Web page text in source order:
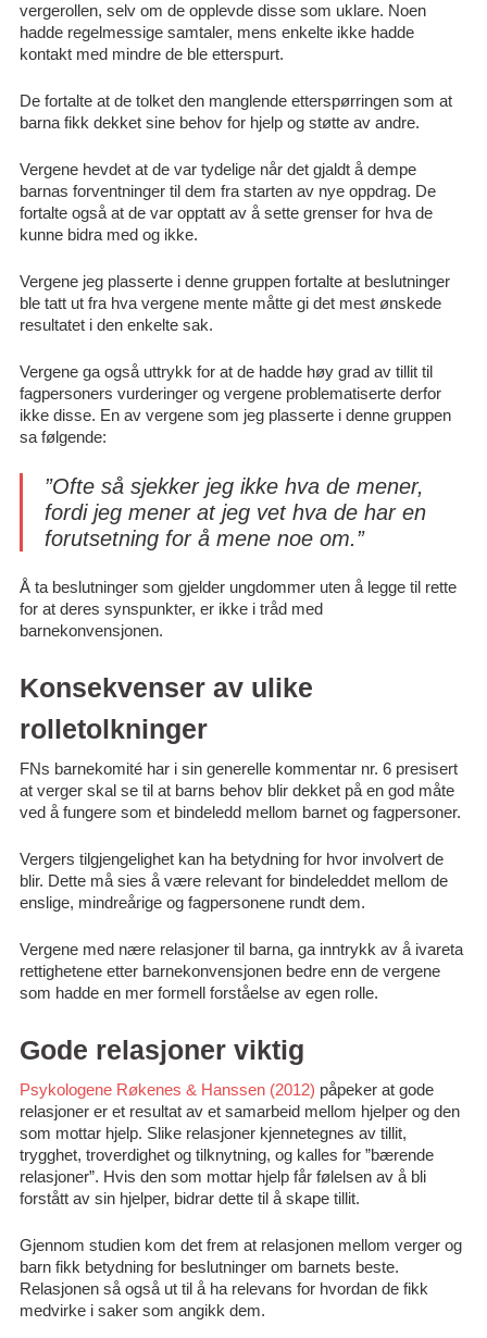
vergerollen, selv om de opplevde disse som uklare. Noen
hadde regelmessige samtaler, mens enkelte ikke hadde
kontakt med mindre de ble etterspurt.
De fortalte at de tolket den manglende etterspørringen som at
barna fikk dekket sine behov for hjelp og støtte av andre.
Vergene hevdet at de var tydelige når det gjaldt å dempe
barnas forventninger til dem fra starten av nye oppdrag. De
fortalte også at de var opptatt av å sette grenser for hva de
kunne bidra med og ikke.
Vergene jeg plasserte i denne gruppen fortalte at beslutninger
ble tatt ut fra hva vergene mente måtte gi det mest ønskede
resultatet i den enkelte sak.
Vergene ga også uttrykk for at de hadde høy grad av tillit til
fagpersoners vurderinger og vergene problematiserte derfor
ikke disse. En av vergene som jeg plasserte i denne gruppen
sa følgende:
”Ofte så sjekker jeg ikke hva de mener,
fordi jeg mener at jeg vet hva de har en
forutsetning for å mene noe om.”
Å ta beslutninger som gjelder ungdommer uten å legge til rette
for at deres synspunkter, er ikke i tråd med
barnekonvensjonen.
Konsekvenser av ulike
rolletolkninger
FNs barnekomité har i sin generelle kommentar nr. 6 presisert
at verger skal se til at barns behov blir dekket på en god måte
ved å fungere som et bindeledd mellom barnet og fagpersoner.
Vergers tilgjengelighet kan ha betydning for hvor involvert de
blir. Dette må sies å være relevant for bindeleddet mellom de
enslige, mindreårige og fagpersonene rundt dem.
Vergene med nære relasjoner til barna, ga inntrykk av å ivareta
rettighetene etter barnekonvensjonen bedre enn de vergene
som hadde en mer formell forståelse av egen rolle.
Gode relasjoner viktig
Psykologene Røkenes & Hanssen (2012) påpeker at gode
relasjoner er et resultat av et samarbeid mellom hjelper og den
som mottar hjelp. Slike relasjoner kjennetegnes av tillit,
trygghet, troverdighet og tilknytning, og kalles for ”bærende
relasjoner”. Hvis den som mottar hjelp får følelsen av å bli
forstått av sin hjelper, bidrar dette til å skape tillit.
Gjennom studien kom det frem at relasjonen mellom verger og
barn fikk betydning for beslutninger om barnets beste.
Relasjonen så også ut til å ha relevans for hvordan de fikk
medvirke i saker som angikk dem.